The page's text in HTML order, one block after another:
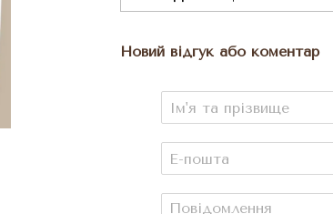
Новий відгук або коментар